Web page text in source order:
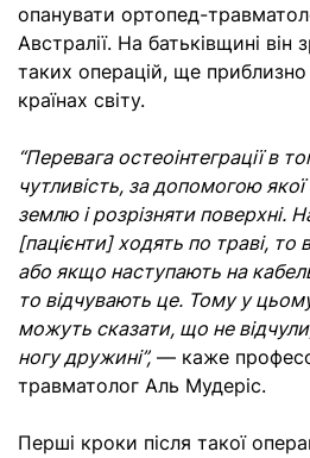
опанувати ортопед-
Австралії. На батьківщині він
таких операцій, ще
країнах світу.
“Перевага остеоінтеграції в
чутливість, за допомогою
землю і розрізняти поверхні.
[пацієнти] ходять по траві, то
або якщо наступають на
то відчувають це. Тому у
можуть сказати, що не
ногу дружині”, — каже
травматолог Аль Мудеріс.
Перші кроки після такої